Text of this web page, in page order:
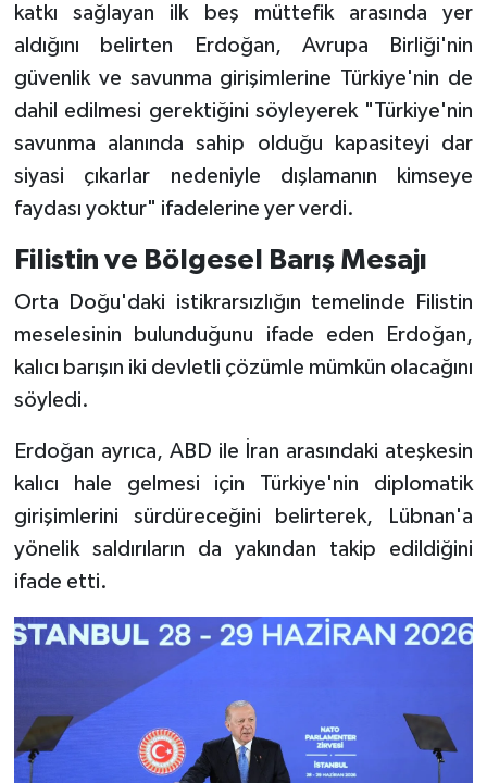
katkı sağlayan ilk beş müttefik arasında yer
aldığını belirten Erdoğan, Avrupa Birliği'nin
güvenlik ve savunma girişimlerine Türkiye'nin de
dahil edilmesi gerektiğini söyleyerek "Türkiye'nin
savunma alanında sahip olduğu kapasiteyi dar
siyasi çıkarlar nedeniyle dışlamanın kimseye
faydası yoktur" ifadelerine yer verdi.
Filistin ve Bölgesel Barış Mesajı
Orta Doğu'daki istikrarsızlığın temelinde Filistin
meselesinin bulunduğunu ifade eden Erdoğan,
kalıcı barışın iki devletli çözümle mümkün olacağını
söyledi.
Erdoğan ayrıca, ABD ile İran arasındaki ateşkesin
kalıcı hale gelmesi için Türkiye'nin diplomatik
girişimlerini sürdüreceğini belirterek, Lübnan'a
yönelik saldırıların da yakından takip edildiğini
ifade etti.